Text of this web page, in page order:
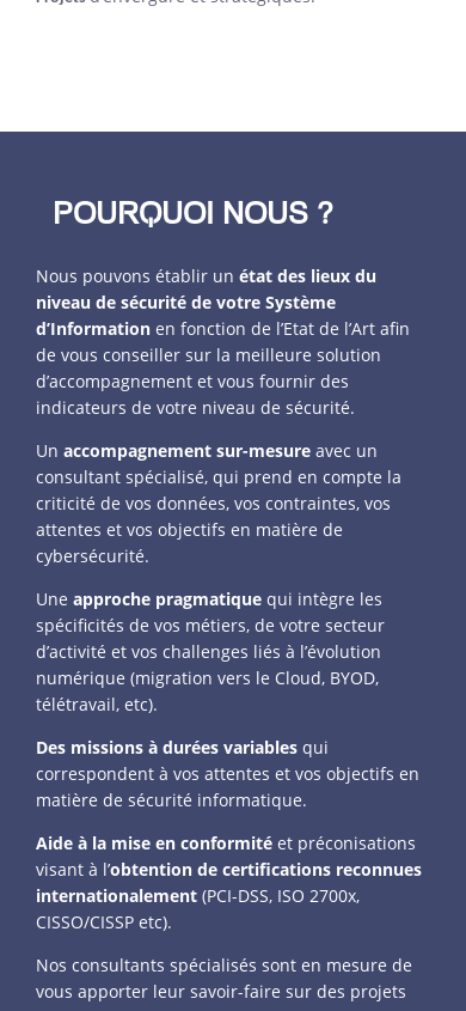
POURQUOI NOUS ?
Nous pouvons établir un état des lieux du
niveau de sécurité de votre Système
d’Information en fonction de l’Etat de l’Art afin
de vous conseiller sur la meilleure solution
d’accompagnement et vous fournir des
indicateurs de votre niveau de sécurité.
Un accompagnement sur-mesure avec un
consultant spécialisé, qui prend en compte la
criticité de vos données, vos contraintes, vos
attentes et vos objectifs en matière de
cybersécurité.
Une approche pragmatique qui intègre les
spécificités de vos métiers, de votre secteur
d’activité et vos challenges liés à l’évolution
numérique (migration vers le Cloud, BYOD,
télétravail, etc).
Des missions à durées variables qui
correspondent à vos attentes et vos objectifs en
matière de sécurité informatique.
Aide à la mise en conformité et préconisations
visant à l’obtention de certifications reconnues
internationalement (PCI-DSS, ISO 2700x,
CISSO/CISSP etc).
Nos consultants spécialisés sont en mesure de
vous apporter leur savoir-faire sur des projets